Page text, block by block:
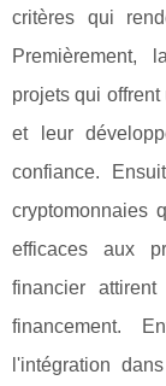
critères qui
Premièrement,
projets qui
et leur
confiance.
cryptomonnaies
efficaces aux
financier
financement.
l'intégration